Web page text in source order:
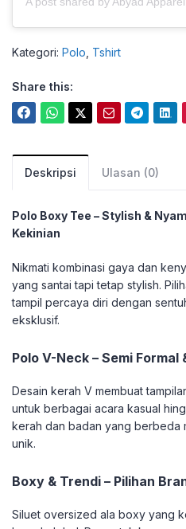
Kategori: Polo Tshirt
Share this:
Deskripsi Ulasan (0)
Polo Boxy Tee – Stylish &
Kekinian
Nikmati kombinasi gaya dan
yang santai tapi tetap stylish.
tampil percaya diri dengan
eksklusif.
Polo V-Neck – Semi Formal
Desain kerah V membuat
untuk berbagai acara kasual
kerah dan badan yang berbeda
unik.
Boxy & Trendi – Pilihan
Siluet oversized ala boxy yang